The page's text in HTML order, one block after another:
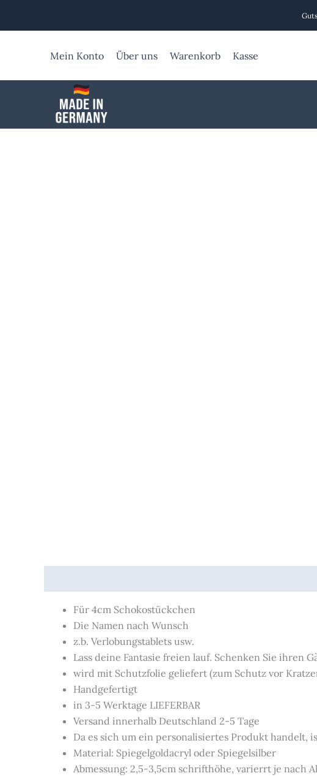
Mein Konto Über uns Warenkorb Kasse
Für 4cm Schokostückchen
Die Namen nach Wunsch
z.b. Verlobungstablets usw.
Lass deine Fantasie freien lauf. Schenken Sie ihren
wird mit Schutzfolie geliefert (zum Schutz vor
Handgefertigt
in 3-5 Werktage LIEFERBAR
Versand innerhalb Deutschland 2-5 Tage
Da es sich um ein personalisiertes Produkt handelt,
Material: Spiegelgoldacryl oder Spiegelsilber
Abmessung: 2,5-3,5cm schrifthöhe, varierrt je nach